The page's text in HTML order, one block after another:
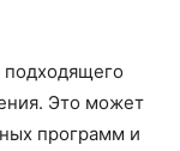
Это может
программ и